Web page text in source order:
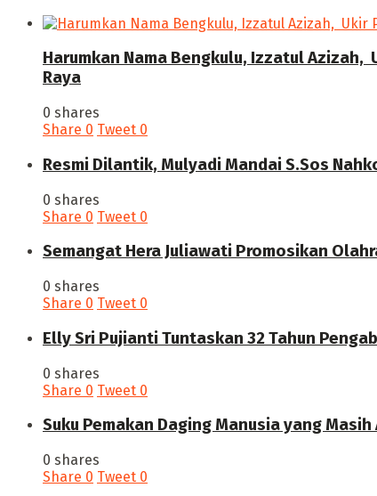
Harumkan Nama Bengkulu, Izzatul
Raya
0 shares
Share 0 Tweet 0
Resmi Dilantik, Mulyadi Mandai S.Sos
0 shares
Share 0 Tweet 0
Semangat Hera Juliawati Promosikan
0 shares
Share 0 Tweet 0
Elly Sri Pujianti Tuntaskan 32 Tahun
0 shares
Share 0 Tweet 0
‎Suku Pemakan Daging Manusia yang Masih
0 shares
Share 0 Tweet 0